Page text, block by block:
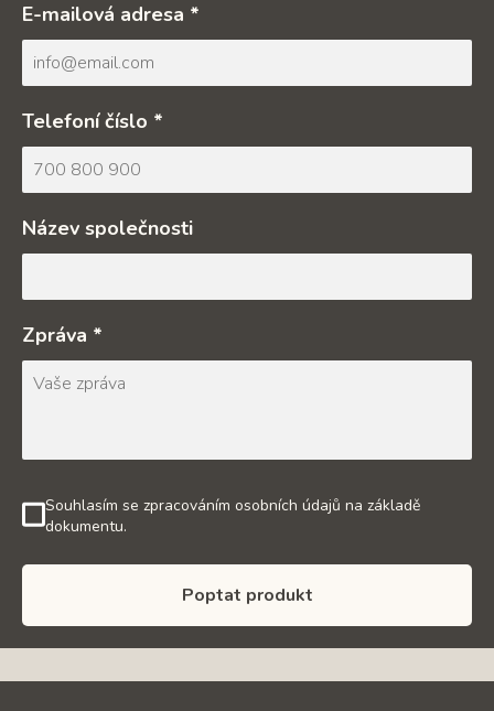
E-mailová adresa *
Telefoní číslo *
Název společnosti
Zpráva *
Souhlasím se zpracováním osobních údajů na základě
dokumentu.
Poptat produkt